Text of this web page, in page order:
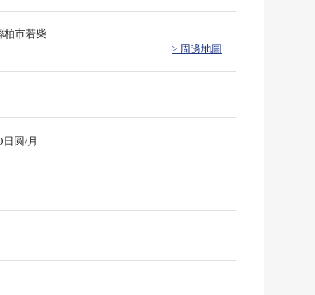
柏市若柴
> 周邊地圖
日圆/月